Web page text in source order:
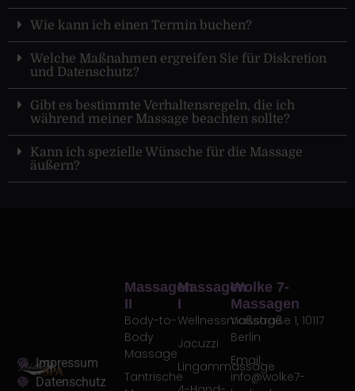
Wie kann ich einen Termin buchen?
Welche Maßnahmen ergreifen Sie für Diskretion
und Datenschutz?
Gibt es bestimmte Verhaltensregeln, die ich
während meiner Massage beachten sollte?
Kann ich spezielle Wünsche für die Massage
äußern?
Impressum
Datenschutz
Massagen
I
Wellnessmassage
Jacuzzi
Lingammassage
Massagen
II
Body-to-
Body
Massage
Tantrische
Wolke 7-
Massagen
Voßstraße 1, 10117
Berlin
Email:
info@wolke7-